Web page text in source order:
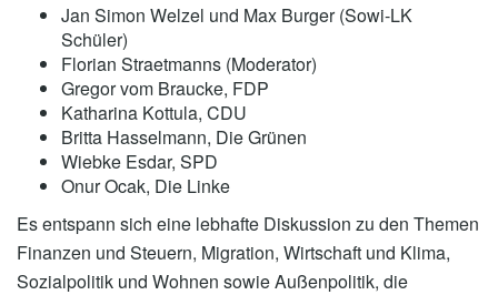
Jan Simon Welzel und Max Burger (Sowi-LK
Schüler)
Florian Straetmanns (Moderator)
Gregor vom Braucke, FDP
Katharina Kottula, CDU
Britta Hasselmann, Die Grünen
Wiebke Esdar, SPD
Onur Ocak, Die Linke
Es entspann sich eine lebhafte Diskussion zu den Themen
Finanzen und Steuern, Migration, Wirtschaft und Klima,
Sozialpolitik und Wohnen sowie Außenpolitik, die